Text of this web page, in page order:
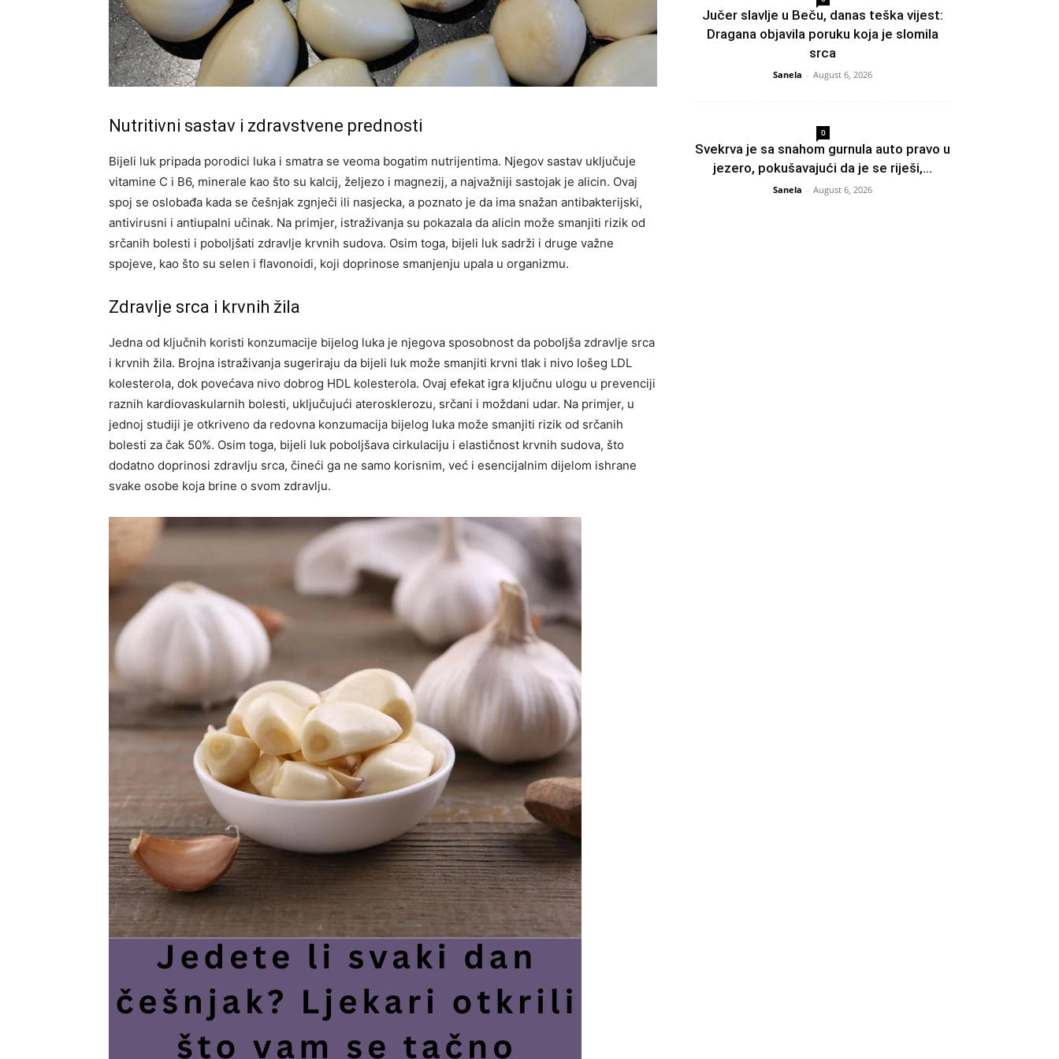
Nutritivni sastav i zdravstvene prednosti
Bijeli luk pripada porodici luka i smatra se veoma bogatim nutrijentima. Njegov sastav uključuje
vitamine C i B6, minerale kao što su kalcij, željezo i magnezij, a najvažniji sastojak je alicin. Ovaj
spoj se oslobađa kada se češnjak zgnječi ili nasjecka, a poznato je da ima snažan antibakterijski,
antivirusni i antiupalni učinak. Na primjer, istraživanja su pokazala da alicin može smanjiti rizik od
srčanih bolesti i poboljšati zdravlje krvnih sudova. Osim toga, bijeli luk sadrži i druge važne
spojeve, kao što su selen i flavonoidi, koji doprinose smanjenju upala u organizmu.
Zdravlje srca i krvnih žila
Jedna od ključnih koristi konzumacije bijelog luka je njegova sposobnost da poboljša zdravlje srca
i krvnih žila. Brojna istraživanja sugeriraju da bijeli luk može smanjiti krvni tlak i nivo lošeg LDL
kolesterola, dok povećava nivo dobrog HDL kolesterola. Ovaj efekat igra ključnu ulogu u prevenciji
raznih kardiovaskularnih bolesti, uključujući aterosklerozu, srčani i moždani udar. Na primjer, u
jednoj studiji je otkriveno da redovna konzumacija bijelog luka može smanjiti rizik od srčanih
bolesti za čak 50%. Osim toga, bijeli luk poboljšava cirkulaciju i elastičnost krvnih sudova, što
dodatno doprinosi zdravlju srca, čineći ga ne samo korisnim, već i esencijalnim dijelom ishrane
svake osobe koja brine o svom zdravlju.
Jučer slavlje u Beču, danas teška vijest:
Dragana objavila poruku koja je slomila
srca
Sanela - August 6, 2026
0
Svekrva je sa snahom gurnula auto pravo u
jezero, pokušavajući da je se riješi,...
Sanela - August 6, 2026